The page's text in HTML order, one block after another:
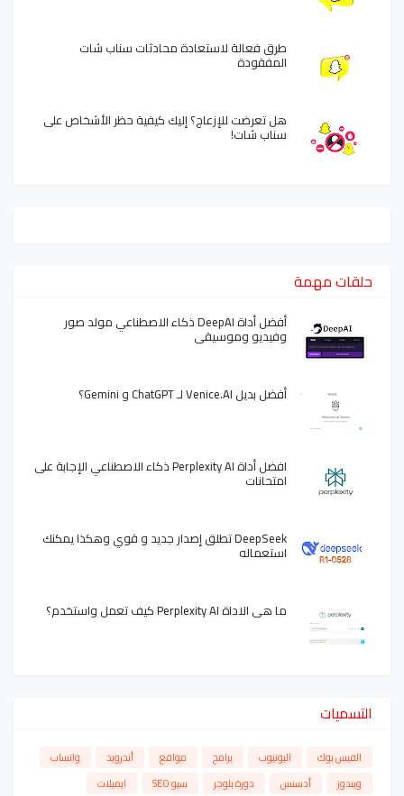
طرق فعالة لاستعادة محادثات سناب شات
المفقودة
هل تعرضت للإزعاج؟ إليك كيفية حظر الأشخاص على
سناب شات!
حلقات مهمة
أفضل أداة DeepAI ذكاء الاصطناعي مولد صور
وفيديو وموسيقى
أفضل بديل Venice.AI لـ ChatGPT و Gemini؟
افضل أداة Perplexity AI ذكاء الاصطناعي الإجابة على
امتحانات
DeepSeek تطلق إصدار جديد و قوي وهكذا يمكنك
استعماله
ما هي الاداة Perplexity AI كيف تعمل واستخدم؟
التسميات
الفيس بوك اليوتيوب برامج مواقع أندرويد
واتساب
ويندوز
أدسنس دورة بلوجر سيو SEO ايميلات